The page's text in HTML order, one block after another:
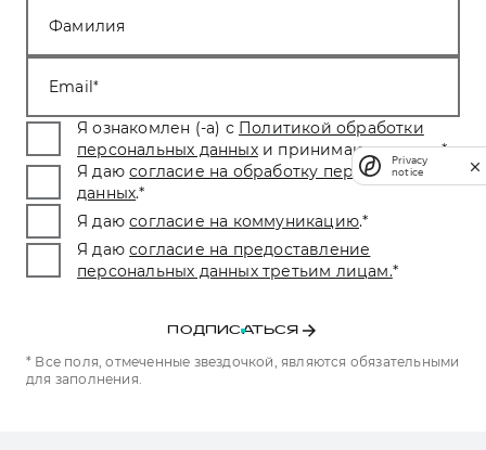
Фамилия
Email
Я ознакомлен (-а) с Политикой обработки
персональных данных и принимаю условия.*
Я даю согласие на обработку персональных
данных.*
Я даю согласие на коммуникацию.*
Я даю согласие на предоставление
персональных данных третьим лицам.*
ПОДПИСАТЬСЯ
* Все поля, отмеченные звездочкой, являются обязательными
для заполнения.
Privacy
notice